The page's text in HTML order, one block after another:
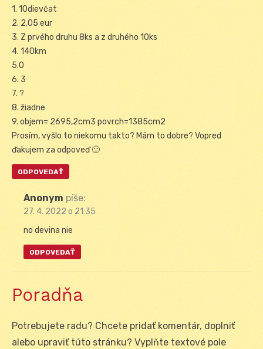
1. 10dievčat
2. 2,05 eur
3. Z prvého druhu 8ks a z druhého 10ks
4. 140km
5.0
6. 3
7. ?
8. žiadne
9. objem= 2695,2cm3 povrch=1385cm2
Prosím, vyšlo to niekomu takto? Mám to dobre? Vopred
ďakujem za odpoveď 🙂
ODPOVEDAŤ
Anonym píše:
27. 4. 2022 o 21:35
no devina nie
ODPOVEDAŤ
Poradňa
Potrebujete radu? Chcete pridať komentár, doplniť
alebo upraviť túto stránku? Vyplňte textové pole